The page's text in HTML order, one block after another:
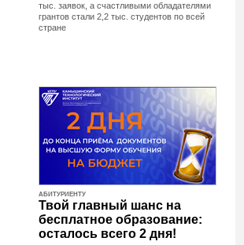
тыс. заявок, а счастливыми обладателями
грантов стали 2,2 тыс. студентов по всей
стране
АБИТУРИЕНТУ
Твой главный шанс на
бесплатное образование:
осталось всего 2 дня!